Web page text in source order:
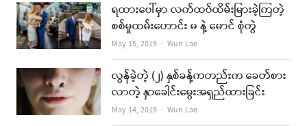
ရထားပေါ်မှာ လက်ထပ်ထိမ်းမြားခဲ့ကြတဲ့
စစ်မှုထမ်းဟောင်း မ နဲ့ မောင် စုံတွဲ
May 15, 2019 Author
Wun Lae
လွန်ခဲ့တဲ့ (၂) နှစ်ခန့်ကတည်းက ခေတ်စား
လာတဲ့ နှာခေါင်းမွေးအရှည်ထားခြင်း
May 14, 2019 Author
Wun Lae